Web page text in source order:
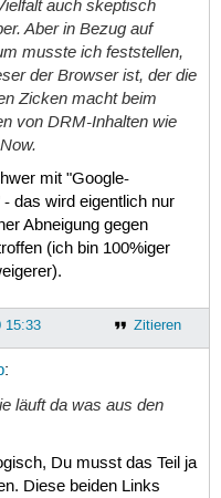
auch skeptisch
Aber in Bezug auf
musste ich feststellen,
der Browser ist, der die
Zicken macht beim
von DRM-Inhalten wie
mit "Google-
das wird eigentlich nur
Abneigung gegen
(ich bin 100%iger
Zitieren
15:33
:
läuft da was aus den
Du musst das Teil ja
Diese beiden Links